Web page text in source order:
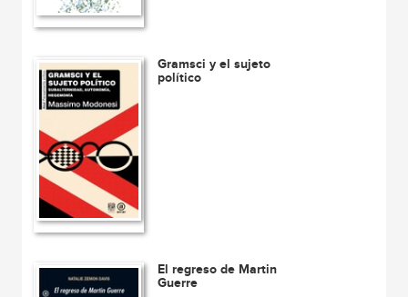
Gramsci y el sujeto
político
El regreso de Martin
Guerre